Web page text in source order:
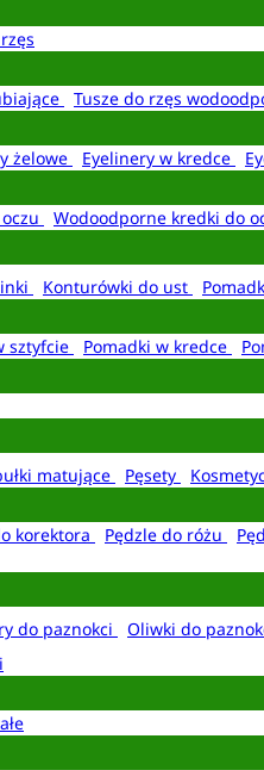
Tusze do rzęs
żelowe Eyelinery w kredce
Wodoodporne kredki do
Konturówki do ust
sztyfcie Pomadki w kredce
matujące Pęsety
korektora Pędzle do różu
do paznokci Oliwki do